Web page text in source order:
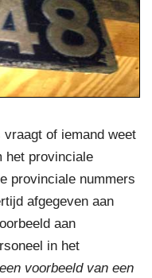
vraagt of iemand weet
het provinciale
provinciale nummers
afgegeven aan
aan
in het
voorbeeld van een